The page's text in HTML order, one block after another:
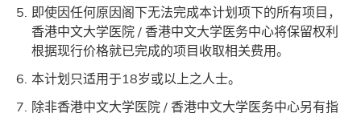
即使因任何原因阁下无法完成本计划项下的所有项目，
香港中文大学医院 / 香港中文大学医务中心将保留权利
根据现行价格就已完成的项目收取相关费用。
本计划只适用于18岁或以上之人士。
除非香港中文大学医院 / 香港中文大学医务中心另有指